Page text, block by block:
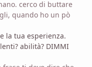
cerco di buttare
quando ho un pò
la tua esperienza.
abilità? DIMMI